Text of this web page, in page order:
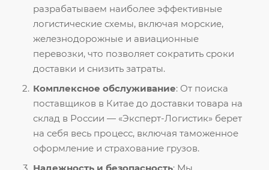
разрабатываем наиболее эффективные
логистические схемы, включая морские,
железнодорожные и авиационные
перевозки, что позволяет сократить сроки
доставки и снизить затраты.
Комплексное обслуживание: От поиска
поставщиков в Китае до доставки товара на
склад в России — «Эксперт-Логистик» берет
на себя весь процесс, включая таможенное
оформление и страхование грузов.